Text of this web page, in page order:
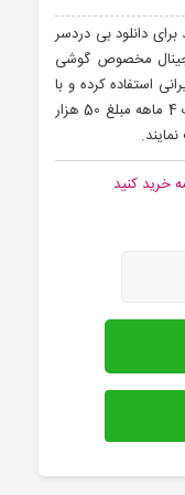
دانلود بی دردسر
مخصوص گوشی
استفاده کرده و با
استفاده از این کد تخفیف برای خرید اشتراک 4 ماهه مبلغ 50 هزار
خرید کنید